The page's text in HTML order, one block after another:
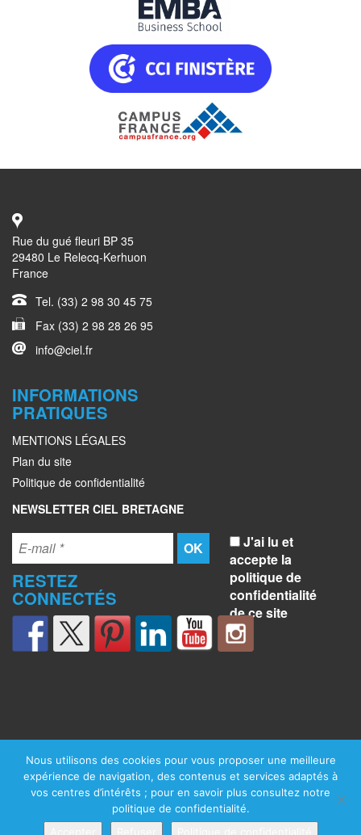
Rue du gué fleuri BP 35
29480 Le Relecq-Kerhuon
France
Tel. (33) 2 98 30 45 75
Fax (33) 2 98 28 26 95
info@ciel.fr
INFORMATIONS
PRATIQUES
MENTIONS LÉGALES
Plan du site
Politique de confidentialité
NEWSLETTER CIEL BRETAGNE
J'ai lu et
accepte la
politique de
confidentialité
de ce site
RESTEZ
CONNECTÉS
Nous utilisons des cookies pour vous proposer une meilleure
expérience de navigation, des contenus et services adaptés à
vos centres d’intérêts ; pour en savoir plus consultez notre
politique de confidentialité.